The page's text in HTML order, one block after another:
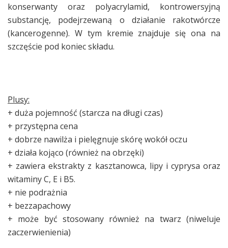
konserwanty oraz polyacrylamid, kontrowersyjną
substancję, podejrzewaną o działanie rakotwórcze
(kancerogenne). W tym kremie znajduje się ona na
szczęście pod koniec składu.
Plusy:
+ duża pojemność (starcza na długi czas)
+ przystępna cena
+ dobrze nawilża i pielęgnuje skórę wokół oczu
+ działa kojąco (również na obrzęki)
+ zawiera ekstrakty z kasztanowca, lipy i cyprysa oraz
witaminy C, E i B5.
+ nie podrażnia
+ bezzapachowy
+ może być stosowany również na twarz (niweluje
zaczerwienienia)